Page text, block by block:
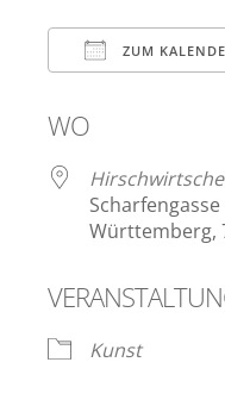
ZUM
WO
Württemberg,
Kunst